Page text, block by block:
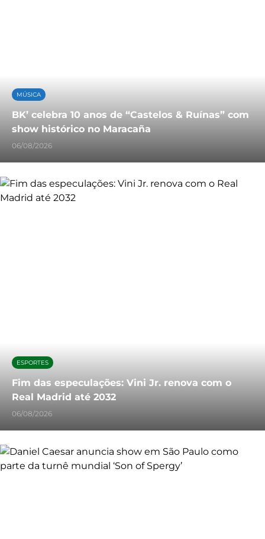
MÚSICA
BK’ celebra 10 anos de “Castelos & Ruínas” com
show histórico no Maracaña
06/08/2026
ESPORTES
Fim das especulações: Vini Jr. renova com o
Real Madrid até 2032
06/08/2026